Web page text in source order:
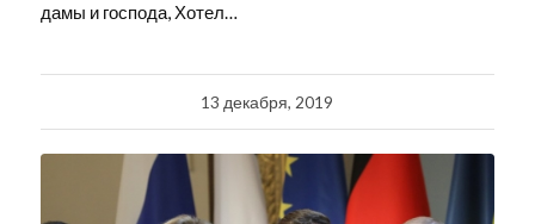
дамы и господа, Хотел…
13 декабря, 2019